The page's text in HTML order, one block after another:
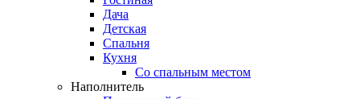
Дача
Детская
Спальня
Кухня
Со спальным местом
Наполнитель